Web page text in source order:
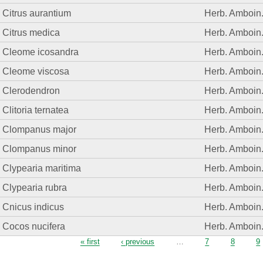
Citrus aurantium
Herb.
Citrus medica
Herb.
Cleome icosandra
Herb.
Cleome viscosa
Herb.
Clerodendron
Herb.
Clitoria ternatea
Herb.
Clompanus major
Herb.
Clompanus minor
Herb.
Clypearia maritima
Herb.
Clypearia rubra
Herb.
Cnicus indicus
Herb.
Cocos nucifera
Herb.
« first ‹ previous … 7 8 9